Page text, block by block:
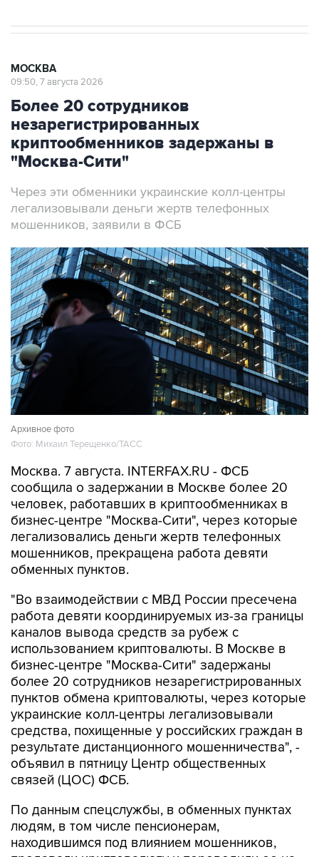
Более 20 сотрудников
незарегистрированных
криптообменников задержаны в
"Москва-Сити"
Через эти обменники украинские колл-центры
мошенников, заявили в ФСБ
Архивное фото
Фото: Михаил Терещенко/ТАСС
Москва. 7 августа. INTERFAX.RU - ФСБ
человек, работавших в криптообменниках в
бизнес-центре "Москва-Сити", через которые
легализовались деньги жертв телефонных
мошенников, прекращена работа девяти
обменных пунктов.
"Во взаимодействии с МВД России пресечена
каналов вывода средств за рубеж с
использованием криптовалюты. В Москве в
бизнес-центре "Москва-Сити" задержаны
более 20 сотрудников незарегистрированных
пунктов обмена криптовалюты, через которые
украинские колл-центры легализовывали
средства, похищенные у российских граждан в
результате дистанционного мошенничества", -
объявил в пятницу Центр общественных
связей (ЦОС) ФСБ.
По данным спецслужбы, в обменных пунктах
находившимся под влиянием мошенников,
продавали криптовалюту и переводили ее на
счета украинских кураторов.